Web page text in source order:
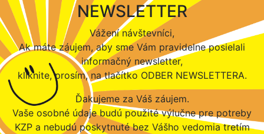
NEWSLETTER
Vážení návštevníci,
Ak máte záujem, aby sme Vám pravidelne posielali
informačný newsletter,
kliknite, prosím, na tlačítko ODBER NEWSLETTERA.
Ďakujeme za Váš záujem.
Vaše osobné údaje budú použité výlučne pre potreby
KZP a nebudú poskytnuté bez Vášho vedomia tretím